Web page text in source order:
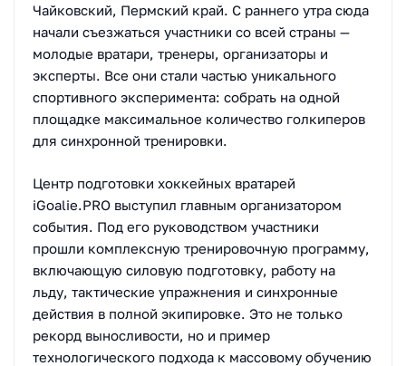
Чайковский, Пермский край. С раннего утра сюда
начали съезжаться участники со всей страны —
молодые вратари, тренеры, организаторы и
эксперты. Все они стали частью уникального
спортивного эксперимента: собрать на одной
площадке максимальное количество голкиперов
для синхронной тренировки.
Центр подготовки хоккейных вратарей
iGoalie.PRO выступил главным организатором
события. Под его руководством участники
прошли комплексную тренировочную программу,
включающую силовую подготовку, работу на
льду, тактические упражнения и синхронные
действия в полной экипировке. Это не только
рекорд выносливости, но и пример
технологического подхода к массовому обучению